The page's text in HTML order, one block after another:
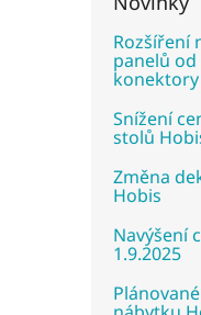
Rozšíření
panelů od
konektory
Snížení
stolů
Změna
Hobis
Navýšení
1.9.2025